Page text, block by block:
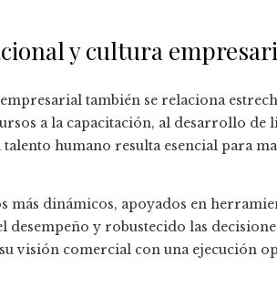
y cultura
también se relaciona
a la capacitación, al desarrollo de
humano resulta esencial para
dinámicos, apoyados en
desempeño y robustecido las
visión comercial con una ejecución